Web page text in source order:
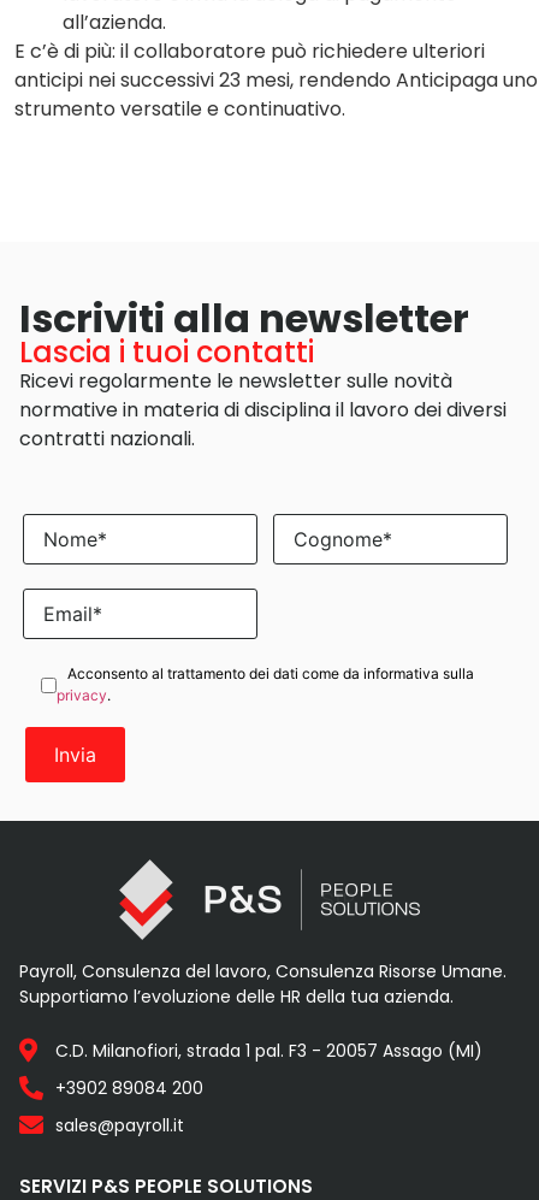
all’azienda.
E c’è di più: il collaboratore può richiedere ulteriori
anticipi nei successivi 23 mesi, rendendo Anticipaga uno
strumento versatile e continuativo.
Iscriviti alla newsletter
Lascia i tuoi contatti
Ricevi regolarmente le newsletter sulle novità
normative in materia di disciplina il lavoro dei diversi
contratti nazionali.
Acconsento al trattamento dei dati come da informativa sulla
privacy.
Payroll, Consulenza del lavoro, Consulenza Risorse Umane.
Supportiamo l’evoluzione delle HR della tua azienda.
C.D. Milanofiori, strada 1 pal. F3 - 20057 Assago (MI)
+3902 89084 200
sales@payroll.it
SERVIZI P&S PEOPLE SOLUTIONS